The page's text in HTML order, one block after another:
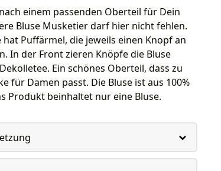
einem passenden Oberteil für Dein
Bluse Musketier darf hier nicht fehlen.
Puffärmel, die jeweils einen Knopf an
In der Front zieren Knöpfe die Bluse
Ein schönes Oberteil, dass zu
für Damen passt. Die Bluse ist aus 100%
Produkt beinhaltet nur eine Bluse.